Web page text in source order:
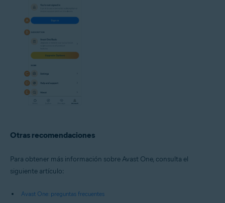
Otras recomendaciones
Para obtener más información sobre Avast One, consulta el
siguiente artículo:
Avast One: preguntas frecuentes